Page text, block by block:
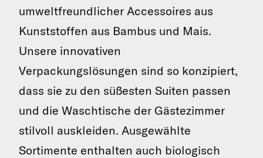
umweltfreundlicher Accessoires aus
Kunststoffen aus Bambus und Mais.
Unsere innovativen
Verpackungslösungen sind so konzipiert,
dass sie zu den süßesten Suiten passen
und die Waschtische der Gästezimmer
stilvoll auskleiden. Ausgewählte
Sortimente enthalten auch biologisch